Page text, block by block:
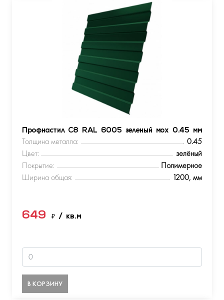
Профнастил С8 RAL 6005 зеленый мох 0.45 мм
Толщина металла:
0.45
Цвет:
зелёный
Покрытие:
Полимерное
Ширина общая:
1200, мм
649 ₽ / кв.м
В КОРЗИНУ